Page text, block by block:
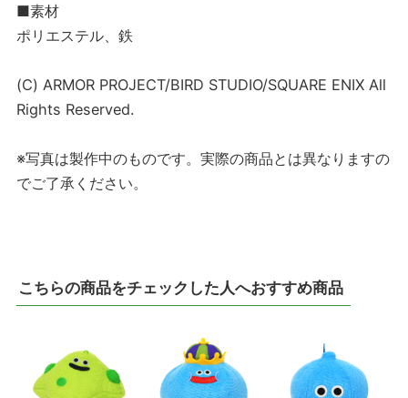
■素材
ポリエステル、鉄
(C) ARMOR PROJECT/BIRD STUDIO/SQUARE ENIX All
Rights Reserved.
※写真は製作中のものです。実際の商品とは異なりますの
でご了承ください。
こちらの商品をチェックした人へおすすめ商品